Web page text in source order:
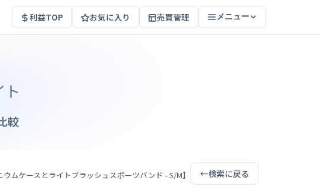
利益TOP お気に入り 売買管理 メニュー
較
ムケースとライトブラッシュスポーツバンド - S/M】 ←検索に戻る